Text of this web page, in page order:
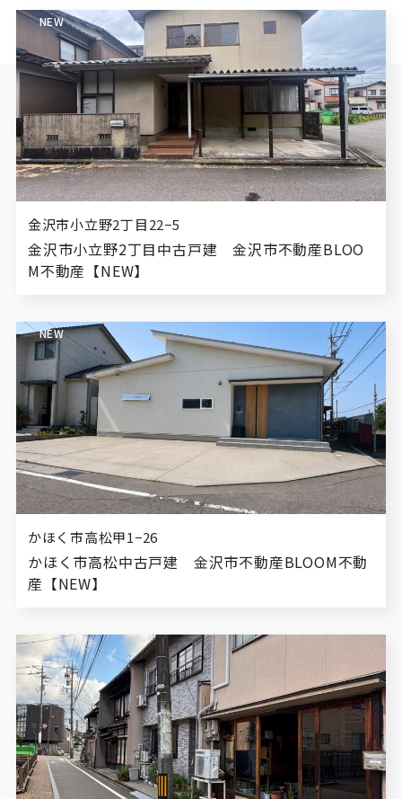
金沢市小立野2丁目22−5
金沢市小立野2丁目中古戸建 金沢市不動産BLOO
M不動産【NEW】
NEW
かほく市高松甲1−26
かほく市高松中古戸建 金沢市不動産BLOOM不動
産【NEW】
NEW